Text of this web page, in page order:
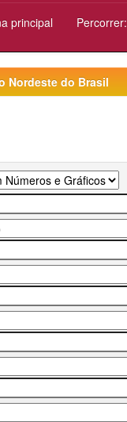
principal Percorrer:
Nordeste do Brasil